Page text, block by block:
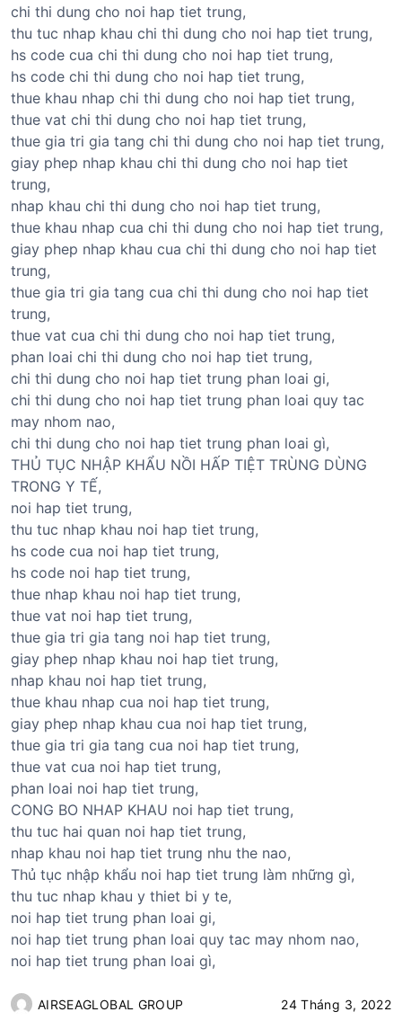
chi thi dung cho noi hap tiet trung,
thu tuc nhap khau chi thi dung cho noi hap tiet trung,
hs code cua chi thi dung cho noi hap tiet trung,
hs code chi thi dung cho noi hap tiet trung,
thue khau nhap chi thi dung cho noi hap tiet trung,
thue vat chi thi dung cho noi hap tiet trung,
thue gia tri gia tang chi thi dung cho noi hap tiet trung,
giay phep nhap khau chi thi dung cho noi hap tiet
trung,
nhap khau chi thi dung cho noi hap tiet trung,
thue khau nhap cua chi thi dung cho noi hap tiet trung,
giay phep nhap khau cua chi thi dung cho noi hap tiet
trung,
thue gia tri gia tang cua chi thi dung cho noi hap tiet
trung,
thue vat cua chi thi dung cho noi hap tiet trung,
phan loai chi thi dung cho noi hap tiet trung,
chi thi dung cho noi hap tiet trung phan loai gi,
chi thi dung cho noi hap tiet trung phan loai quy tac
may nhom nao,
chi thi dung cho noi hap tiet trung phan loai gì,
THỦ TỤC NHẬP KHẨU NỒI HẤP TIỆT TRÙNG DÙNG
TRONG Y TẾ,
noi hap tiet trung,
thu tuc nhap khau noi hap tiet trung,
hs code cua noi hap tiet trung,
hs code noi hap tiet trung,
thue nhap khau noi hap tiet trung,
thue vat noi hap tiet trung,
thue gia tri gia tang noi hap tiet trung,
giay phep nhap khau noi hap tiet trung,
nhap khau noi hap tiet trung,
thue khau nhap cua noi hap tiet trung,
giay phep nhap khau cua noi hap tiet trung,
thue gia tri gia tang cua noi hap tiet trung,
thue vat cua noi hap tiet trung,
phan loai noi hap tiet trung,
CONG BO NHAP KHAU noi hap tiet trung,
thu tuc hai quan noi hap tiet trung,
nhap khau noi hap tiet trung nhu the nao,
Thủ tục nhập khẩu noi hap tiet trung làm những gì,
thu tuc nhap khau y thiet bi y te,
noi hap tiet trung phan loai gi,
noi hap tiet trung phan loai quy tac may nhom nao,
noi hap tiet trung phan loai gì,
AIRSEAGLOBAL GROUP 24 Tháng 3, 2022